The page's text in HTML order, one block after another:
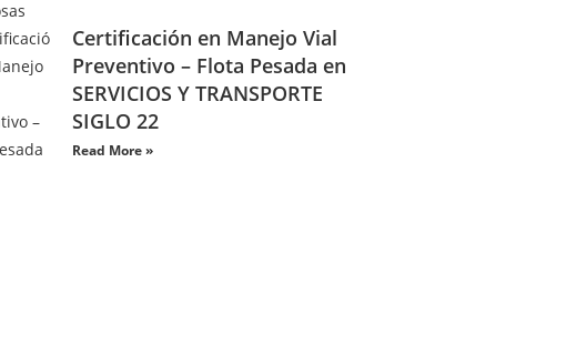
Certificación en Manejo Vial
Preventivo – Flota Pesada en
SERVICIOS Y TRANSPORTE
SIGLO 22
Read More »